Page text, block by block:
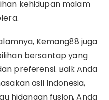
kehidupan malam
Kemang88 juga
bersantap yang
preferensi. Baik Anda
asli Indonesia,
hidangan fusion, Anda